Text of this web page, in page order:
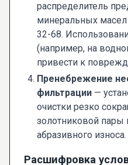
распределитель
минеральных масел
32-68.
(например, на
привести к
Пренебрежение
фильтрации —
очистки резко
золотниковой пары
абразивного износа.
Расшифровка